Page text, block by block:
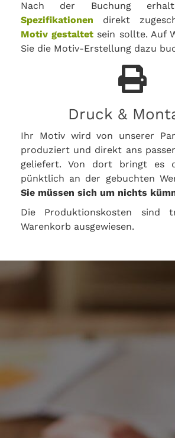
Nach der Buchung
Spezifikationen direkt
Motiv gestaltet sein sollte. Auf
Sie die Motiv-Erstellung dazu
Druck &
Ihr Motiv wird von unserer
produziert und direkt ans
geliefert. Von dort bringt es
pünktlich an der gebuchten
Sie müssen sich um nichts
Die Produktionskosten sind
Warenkorb ausgewiesen.